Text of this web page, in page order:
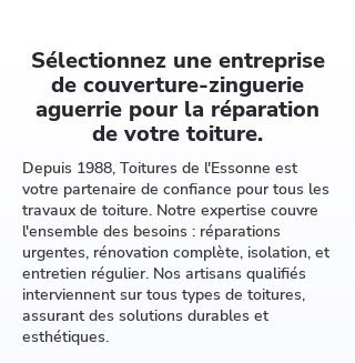
Sélectionnez une entreprise
de couverture-zinguerie
aguerrie pour la réparation
de votre toiture.
Depuis 1988, Toitures de l'Essonne est
votre partenaire de confiance pour tous les
travaux de toiture. Notre expertise couvre
l'ensemble des besoins : réparations
urgentes, rénovation complète, isolation, et
entretien régulier. Nos artisans qualifiés
interviennent sur tous types de toitures,
assurant des solutions durables et
esthétiques.